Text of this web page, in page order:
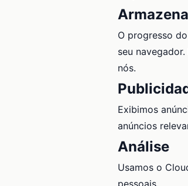
O progresso
seu
nós.
Exibimos
anúncios
Análise
Usamos o
pessoais.